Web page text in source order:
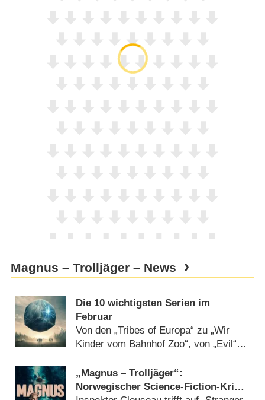
Magnus – Trolljäger – News
Die 10 wichtigsten Serien im
Februar
Von den „Tribes of Europa“ zu „Wir
Kinder vom Bahnhof Zoo“, von „Evil“
„Magnus – Trolljäger“:
Norwegischer Science-Fiction-Krimi